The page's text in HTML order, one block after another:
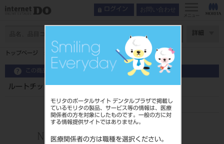
モリタのポータルサイト デンタルプラザで掲載し
ているモリタの製品、サービス等の情報は、医療
関係者の方を対象にしたものです。一般の方に対
する情報提供サイトではありません。
医療関係者の方は職種を選択ください。
ログイン お問い合わせ
メニュー
詳細
トップページ ルートチップエレベーター ＃1S
この商品に関するお問い合わせ
ルートチップエレベーター ＃1S
品目コード